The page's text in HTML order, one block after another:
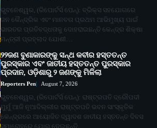
ଭୁବନେଶ୍ୱର, (ରିପୋର୍ଟର୍ସ ପେନ୍‌): ବ୍ରିକ୍ସ ସହଯୋଗରେ
ଜନ କୈନ୍ଦ୍ରିକ ଏବଂ ମାନବତା ପ୍ରଥମ ଆଭିମୁଖ୍ୟ ପାଇଁ
ଭାରତର ପ୍ରତିବଦ୍ଧତାକୁ ଦୋହରାଇଛନ୍ତି କେନ୍ଦ୍ର ଶିକ୍ଷା
ମନ୍ତ୍ରୀ ପ୍ରହ୍ଲାଦ ଯୋଶୀ…
୨୨ଜଣ ବୁଣାକାରଙ୍କୁ ସନ୍ଥ କବୀର ହସ୍ତତନ୍ତ
ପୁରସ୍କାର ଏବଂ ଜାତୀୟ ହସ୍ତତନ୍ତ ପୁରସ୍କାର
ପ୍ରଦାନ, ଓଡ଼ିଶାରୁ ୨ ଜଣଙ୍କୁ ମିଳିଲା
Reporters Pen August 7, 2026
ଭୁବନେଶ୍ୱର, (ରିପୋର୍ଟର୍ସ ପେନ୍‌): ରାଷ୍ଟ୍ରପତି ଦ୍ରୌପଦୀ
ମୁର୍ମୁ ଆଜି ନୂଆଦିଲ୍ଲୀର ରାଷ୍ଟ୍ରପତି ଭବନ ସାଂସ୍କୃତିକ
କେନ୍ଦ୍ରରେ ଆୟୋଜିତ ଦ୍ୱାଦଶ ଜାତୀୟ ହସ୍ତତନ୍ତ ଦିବସ
ସମାରୋହରେ ଯୋଗ ଦେଇଛନ୍ତି…